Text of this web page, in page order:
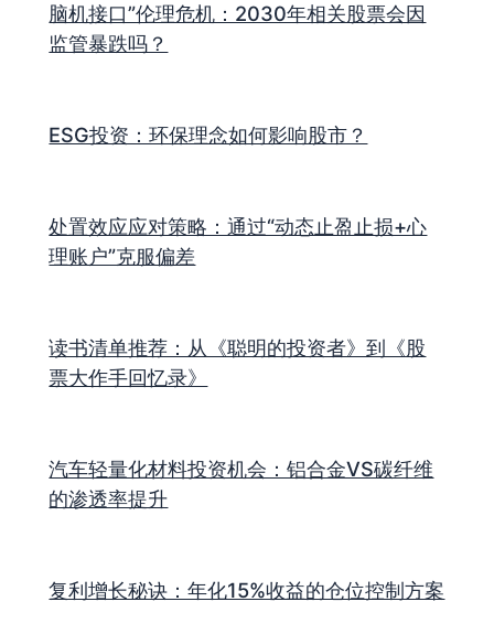
脑机接口”伦理危机：2030年相关股票会因
监管暴跌吗？
ESG投资：环保理念如何影响股市？
处置效应应对策略：通过“动态止盈止损+心
理账户”克服偏差
读书清单推荐：从《聪明的投资者》到《股
票大作手回忆录》
汽车轻量化材料投资机会：铝合金VS碳纤维
的渗透率提升
复利增长秘诀：年化15%收益的仓位控制方案